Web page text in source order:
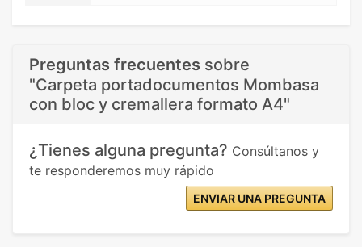
Preguntas frecuentes sobre
"Carpeta portadocumentos Mombasa
con bloc y cremallera formato A4"
¿Tienes alguna pregunta? Consúltanos y
te responderemos muy rápido
ENVIAR UNA PREGUNTA